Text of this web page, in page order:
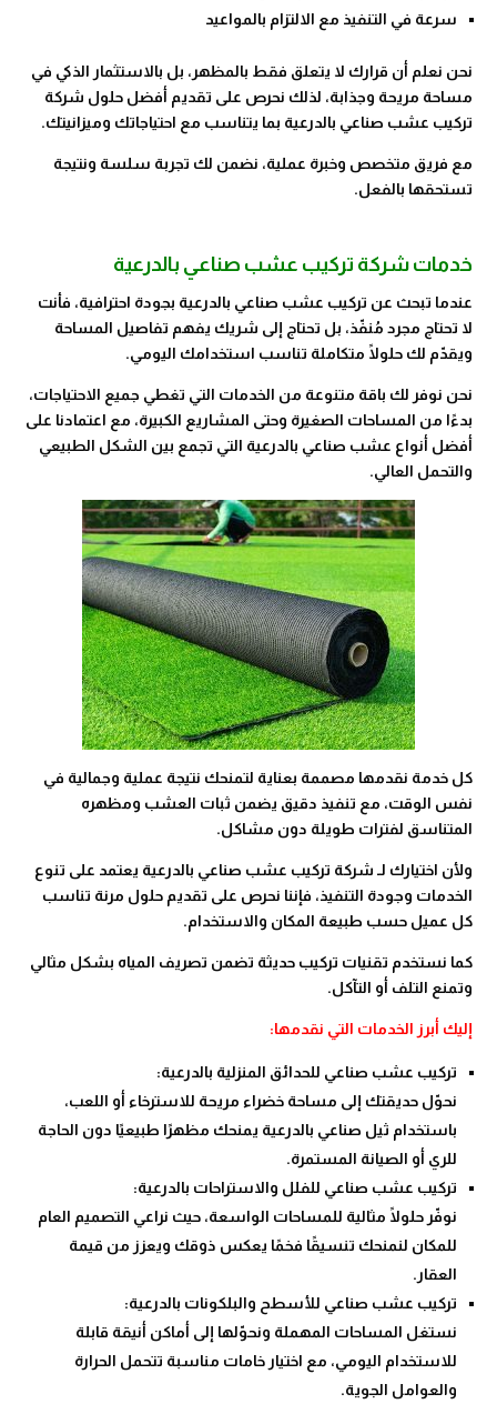
سرعة في التنفيذ مع الالتزام بالمواعيد
نحن نعلم أن قرارك لا يتعلق فقط بالمظهر، بل بالاستثمار الذكي في
مساحة مريحة وجذابة، لذلك نحرص على تقديم أفضل حلول شركة
تركيب عشب صناعي بالدرعية بما يتناسب مع احتياجاتك وميزانيتك.
مع فريق متخصص وخبرة عملية، نضمن لك تجربة سلسة ونتيجة
تستحقها بالفعل.
خدمات شركة تركيب عشب صناعي بالدرعية
عندما تبحث عن تركيب عشب صناعي بالدرعية بجودة احترافية، فأنت
لا تحتاج مجرد مُنفّذ، بل تحتاج إلى شريك يفهم تفاصيل المساحة
ويقدّم لك حلولًا متكاملة تناسب استخدامك اليومي.
نحن نوفر لك باقة متنوعة من الخدمات التي تغطي جميع الاحتياجات،
بدءًا من المساحات الصغيرة وحتى المشاريع الكبيرة، مع اعتمادنا على
أفضل أنواع عشب صناعي بالدرعية التي تجمع بين الشكل الطبيعي
والتحمل العالي.
كل خدمة نقدمها مصممة بعناية لتمنحك نتيجة عملية وجمالية في
نفس الوقت، مع تنفيذ دقيق يضمن ثبات العشب ومظهره
المتناسق لفترات طويلة دون مشاكل.
ولأن اختيارك لـ شركة تركيب عشب صناعي بالدرعية يعتمد على تنوع
الخدمات وجودة التنفيذ، فإننا نحرص على تقديم حلول مرنة تناسب
كل عميل حسب طبيعة المكان والاستخدام.
كما نستخدم تقنيات تركيب حديثة تضمن تصريف المياه بشكل مثالي
وتمنع التلف أو التآكل.
إليك أبرز الخدمات التي نقدمها:
تركيب عشب صناعي للحدائق المنزلية بالدرعية:
نحوّل حديقتك إلى مساحة خضراء مريحة للاسترخاء أو اللعب،
باستخدام ثيل صناعي بالدرعية يمنحك مظهرًا طبيعيًا دون الحاجة
للري أو الصيانة المستمرة.
تركيب عشب صناعي للفلل والاستراحات بالدرعية:
نوفّر حلولًا مثالية للمساحات الواسعة، حيث نراعي التصميم العام
للمكان لنمنحك تنسيقًا فخمًا يعكس ذوقك ويعزز من قيمة
العقار.
تركيب عشب صناعي للأسطح والبلكونات بالدرعية:
نستغل المساحات المهملة ونحوّلها إلى أماكن أنيقة قابلة
للاستخدام اليومي، مع اختيار خامات مناسبة تتحمل الحرارة
والعوامل الجوية.